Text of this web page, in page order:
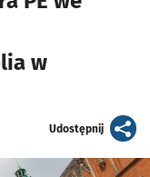
w
Udostępnijartykuł